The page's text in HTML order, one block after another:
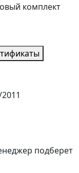
комплект
подберет